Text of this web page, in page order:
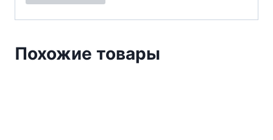
Похожие товары